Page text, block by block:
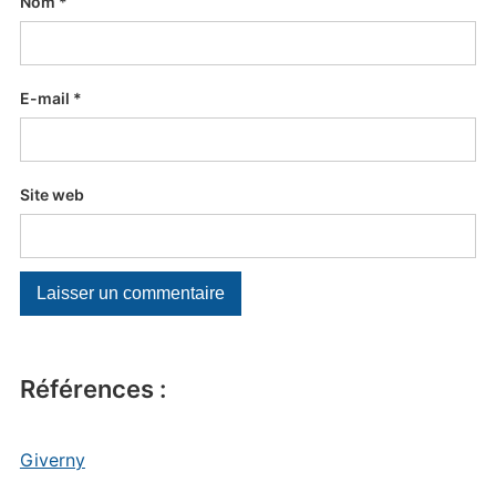
Références :
Giverny
E-mail *
Site web